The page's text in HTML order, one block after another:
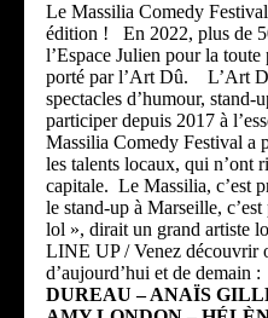
Le Massilia Comedy
édition ! En 2022, plus de
l’Espace Julien pour la
porté par l’Art Dû. L’Art
spectacles d’humour, stand-
participer depuis 2017 à
Massilia Comedy Festival a
les talents locaux, qui n’ont
capitale. Le Massilia, c’est
le stand-up à Marseille, c’est
lol », dirait un grand artiste
LINE UP / Venez découvrir
d’aujourd’hui et de demain
DUREAU – ANAÏS